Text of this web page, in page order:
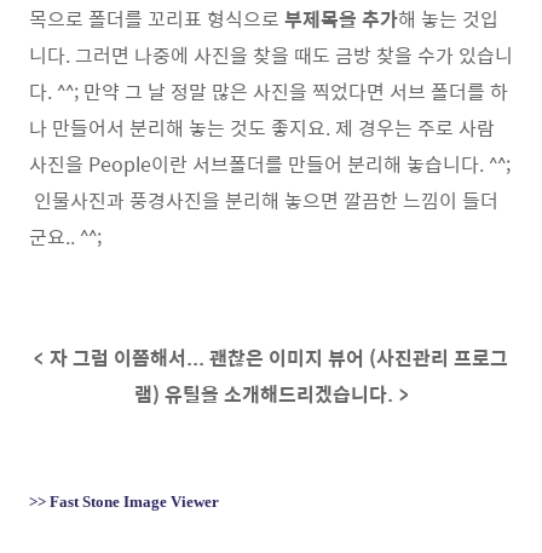
목으로 폴더를 꼬리표 형식으로 부제목을 추가해 놓는 것입
니다. 그러면 나중에 사진을 찾을 때도 금방 찾을 수가 있습니
다. ^^; 만약 그 날 정말 많은 사진을 찍었다면 서브 폴더를 하
나 만들어서 분리해 놓는 것도 좋지요. 제 경우는 주로 사람
사진을 People이란 서브폴더를 만들어 분리해 놓습니다. ^^;
인물사진과 풍경사진을 분리해 놓으면 깔끔한 느낌이 들더
군요.. ^^;
< 자 그럼 이쯤해서... 괜찮은 이미지 뷰어 (사진관리 프로그
램) 유틸을 소개해드리겠습니다. >
>> Fast Stone Image Viewer